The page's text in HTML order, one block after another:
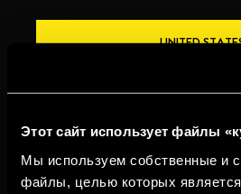
Этот сайт использует файлы
Мы используем собственные и
файлы, целью которых
UNITED